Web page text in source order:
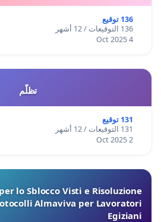
136 توقيع
136 التوقيعات / 12 أشهر
4 Oct 2025
تظلّم
131 توقيع
131 التوقيعات / 12 أشهر
2 Oct 2025
lo Sblocco Visti e Risoluzione
Almaviva per Lavoratori
Egiziani